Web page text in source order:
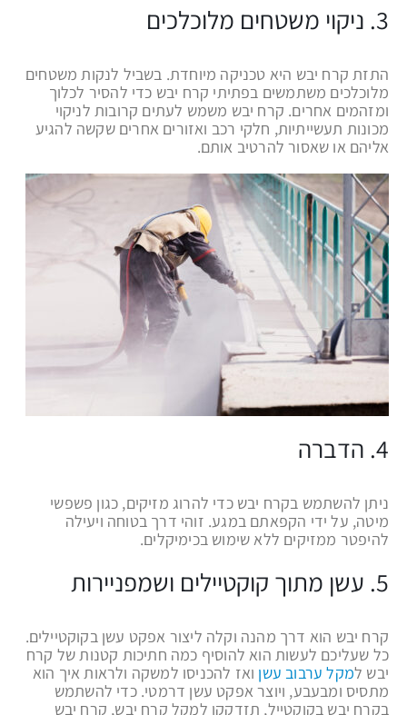
3. ניקוי משטחים מלוכלכים
התזת קרח יבש היא טכניקה מיוחדת. בשביל לנקות משטחים
מלוכלכים משתמשים בפתיתי קרח יבש כדי להסיר לכלוך
ומזהמים אחרים. קרח יבש משמש לעתים קרובות לניקוי
מכונות תעשייתיות, חלקי רכב ואזורים אחרים שקשה להגיע
אליהם או שאסור להרטיב אותם.
4. הדברה
ניתן להשתמש בקרח יבש כדי להרוג מזיקים, כגון פשפשי
מיטה, על ידי הקפאתם במגע. זוהי דרך בטוחה ויעילה
להיפטר ממזיקים ללא שימוש בכימיקלים.
5. עשן מתוך קוקטיילים ושמפניירות
קרח יבש הוא דרך מהנה וקלה ליצור אפקט עשן בקוקטיילים.
כל שעליכם לעשות הוא להוסיף כמה חתיכות קטנות של קרח
יבש למקל ערבוב עשן ואז להכניסו למשקה ולראות איך הוא
מתסיס ומבעבע, ויוצר אפקט עשן דרמטי. כדי להשתמש
בקרח יבש בקוקטייל, תזדקקו למקל קרח יבש, קרח יבש